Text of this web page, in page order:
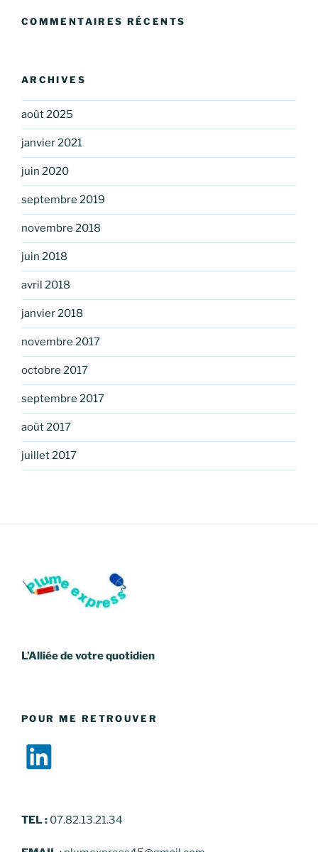
COMMENTAIRES RÉCENTS
ARCHIVES
août 2025
janvier 2021
juin 2020
septembre 2019
novembre 2018
juin 2018
avril 2018
janvier 2018
novembre 2017
octobre 2017
septembre 2017
août 2017
juillet 2017
L’Alliée de votre quotidien
POUR ME RETROUVER
TEL : 07.82.13.21.34